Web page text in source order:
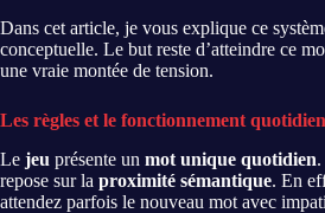
Dans cet article, je vous explique ce
conceptuelle. Le but reste d’atteindre ce
une vraie montée de tension.
Les règles et le fonctionnement quotidien
Le jeu présente un mot unique quotidien
repose sur la proximité sémantique. En
attendez parfois le nouveau mot avec